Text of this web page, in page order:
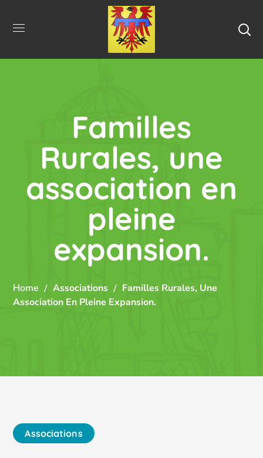
Familles
Rurales, une
association en
pleine
expansion.
Home Associations
Familles Rurales, Une
Association En Pleine Expansion.
Associations